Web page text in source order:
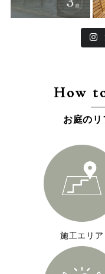
How
お庭の
施工エリア